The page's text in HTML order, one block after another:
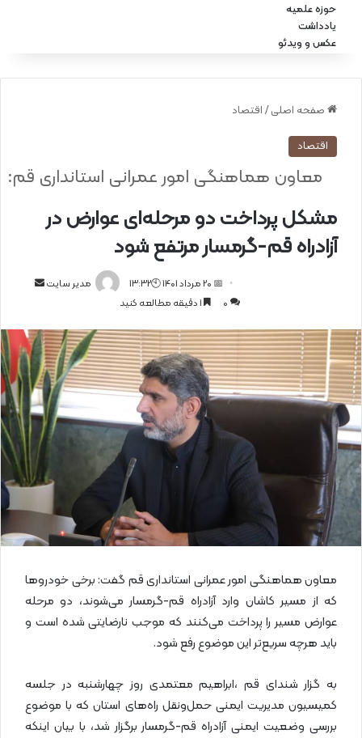
حوزه علمیه
یادداشت
عکس و ویدئو
صفحه اصلی / اقتصاد
اقتصاد
مشکل پرداخت دو مرحله‌ای عوارض در
آزادراه قم-گرمسار مرتفع شود
معاون هماهنگی امور عمرانی استانداری قم:
مدیر سایت
ا
ل
ا
ی
م
ل
📅 20 مرداد 1401 🕙13:32
0
معاون هماهنگی امور عمرانی استانداری قم گفت: برخی خودروها
که از مسیر کاشان وارد آزادراه قم-گرمسار می‌شوند، دو مرحله
عوارض مسیر را پرداخت می‌کنند که موجب نارضایتی شده است و
باید هرچه سریع‌تر این موضوع رفع شود.
به گزار شندای قم ،ابراهیم معتمدی روز چهارشنبه در جلسه
کمیسیون مدیریت ایمنی حمل‌ونقل راه‌های استان که با موضوع
بررسی وضعیت ایمنی آزادراه قم-گرمسار برگزار شد، با بیان اینکه